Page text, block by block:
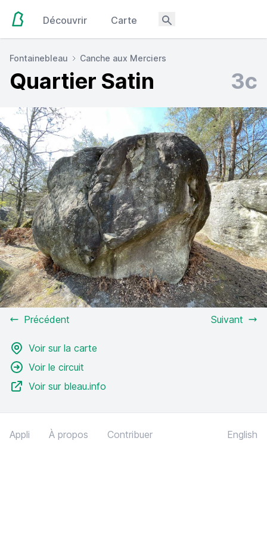
Découvrir Carte
Fontainebleau Canche aux Merciers
Quartier Satin 3c
Précédent Suivant
Voir sur la carte
Voir le circuit
Voir sur bleau.info
Appli À propos Contribuer English